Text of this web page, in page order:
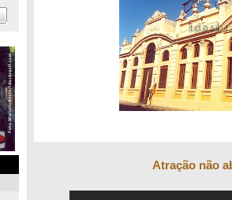
Atração não